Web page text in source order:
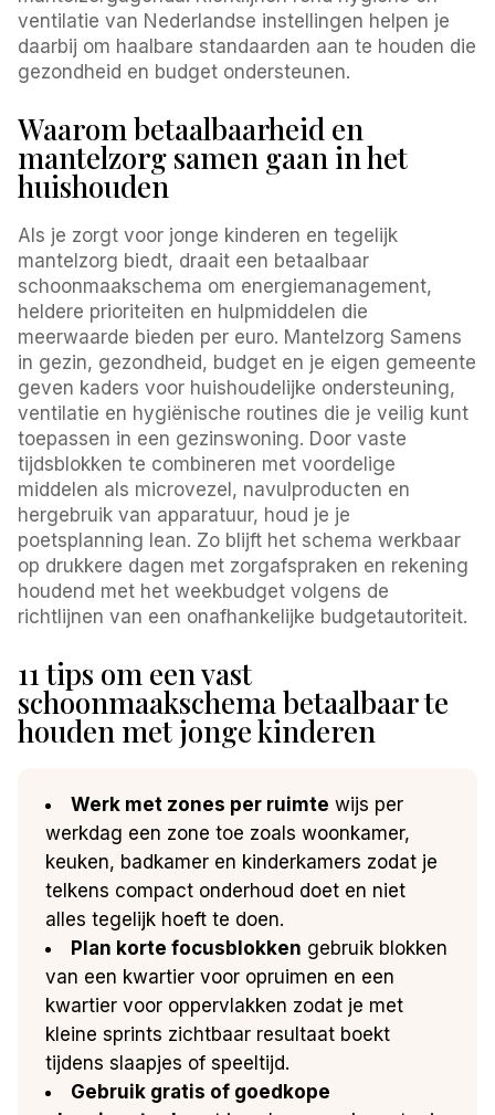
ventilatie van Nederlandse instellingen helpen je
daarbij om haalbare standaarden aan te houden die
gezondheid en budget ondersteunen.
Waarom betaalbaarheid en
mantelzorg samen gaan in het
huishouden
Als je zorgt voor jonge kinderen en tegelijk
mantelzorg biedt, draait een betaalbaar
schoonmaakschema om energiemanagement,
heldere prioriteiten en hulpmiddelen die
meerwaarde bieden per euro. Mantelzorg Samens
in gezin, gezondheid, budget en je eigen gemeente
geven kaders voor huishoudelijke ondersteuning,
ventilatie en hygiënische routines die je veilig kunt
toepassen in een gezinswoning. Door vaste
tijdsblokken te combineren met voordelige
middelen als microvezel, navulproducten en
hergebruik van apparatuur, houd je je
poetsplanning lean. Zo blijft het schema werkbaar
op drukkere dagen met zorgafspraken en rekening
houdend met het weekbudget volgens de
richtlijnen van een onafhankelijke budgetautoriteit.
11 tips om een vast
schoonmaakschema betaalbaar te
houden met jonge kinderen
Werk met zones per ruimte wijs per
werkdag een zone toe zoals woonkamer,
keuken, badkamer en kinderkamers zodat je
telkens compact onderhoud doet en niet
alles tegelijk hoeft te doen.
Plan korte focusblokken gebruik blokken
van een kwartier voor opruimen en een
kwartier voor oppervlakken zodat je met
kleine sprints zichtbaar resultaat boekt
tijdens slaapjes of speeltijd.
Gebruik gratis of goedkope